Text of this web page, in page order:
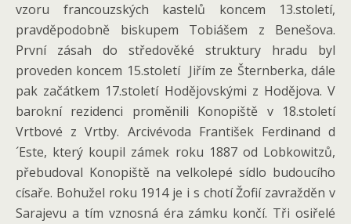
vzoru francouzských kastelů koncem 13.století,
pravděpodobně biskupem Tobiášem z Benešova.
První zásah do středověké struktury hradu byl
proveden koncem 15.století Jiřím ze Šternberka, dále
pak začátkem 17.století Hodějovskými z Hodějova. V
barokní rezidenci proměnili Konopiště v 18.století
Vrtbové z Vrtby. Arcivévoda František Ferdinand d
´Este, který koupil zámek roku 1887 od Lobkowitzů,
přebudoval Konopiště na velkolepé sídlo budoucího
císaře. Bohužel roku 1914 je i s chotí Žofií zavražděn v
Sarajevu a tím vznosná éra zámku končí. Tři osiřelé